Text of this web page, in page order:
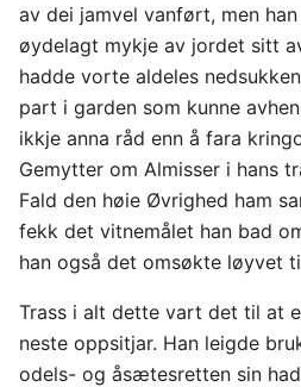
av dei jamvel vanført, men
øydelagt mykje av jordet sitt
hadde vorte aldeles
part i garden som kunne
ikkje anna råd enn å fara
Gemytter om Almisser i hans
Fald den høie Øvrighed ham
fekk det vitnemålet han bad
han også det omsøkte løyvet
Trass i alt dette vart det til at
neste oppsitjar. Han leigde
odels- og åsætesretten sin